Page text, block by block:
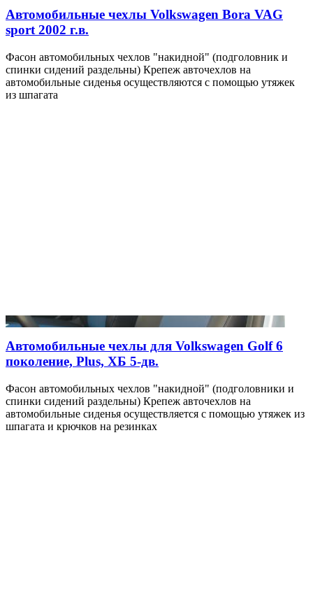
Автомобильные чехлы Volkswagen Bora VAG
sport 2002 г.в.
Фасон автомобильных чехлов "накидной" (подголовник и
спинки сидений раздельны) Крепеж авточехлов на
автомобильные сиденья осуществляются с помощью утяжек
из шпагата
Автомобильные чехлы для Volkswagen Golf 6
поколение, Plus, ХБ 5-дв.
Фасон автомобильных чехлов "накидной" (подголовники и
спинки сидений раздельны) Крепеж авточехлов на
автомобильные сиденья осуществляется с помощью утяжек из
шпагата и крючков на резинках